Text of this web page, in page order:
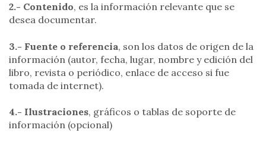
2.- Contenido, es la información relevante que se
desea documentar.
3.- Fuente o referencia, son los datos de origen de la
información (autor, fecha, lugar, nombre y edición del
libro, revista o periódico, enlace de acceso si fue
tomada de internet).
4.- Ilustraciones, gráficos o tablas de soporte de
información (opcional)